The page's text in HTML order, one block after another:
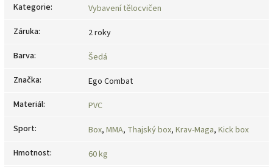
Kategorie:
Vybavení tělocvičen
Záruka:
2 roky
Barva:
Šedá
Značka:
Ego Combat
Materiál:
PVC
Sport: Box, MMA, Thajský box, Krav-Maga, Kick box
Hmotnost:
60 kg